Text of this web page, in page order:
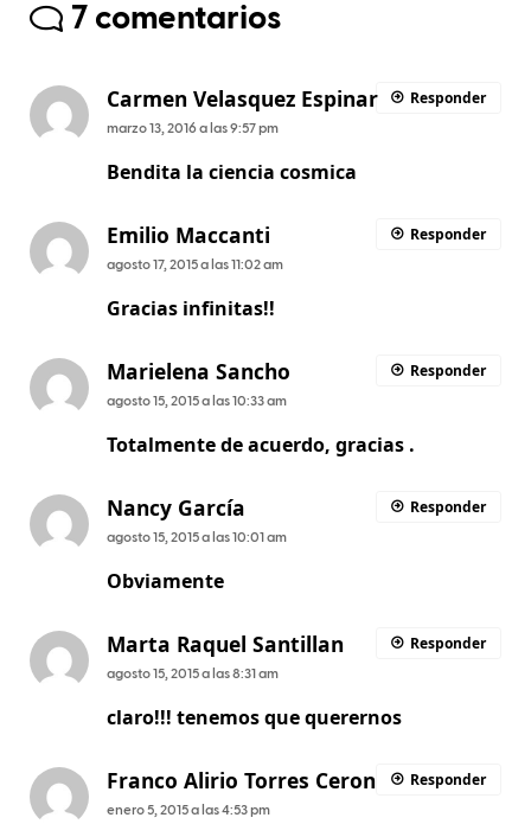
7 comentarios
Carmen Velasquez Espinar
marzo 13, 2016 a las 9:57 pm
Bendita la ciencia cosmica
Responder
Emilio Maccanti
agosto 17, 2015 a las 11:02 am
Gracias infinitas!!
Responder
Marielena Sancho
agosto 15, 2015 a las 10:33 am
Totalmente de acuerdo, gracias .
Responder
Nancy García
agosto 15, 2015 a las 10:01 am
Obviamente
Responder
Marta Raquel Santillan
agosto 15, 2015 a las 8:31 am
claro!!! tenemos que querernos
Responder
Franco Alirio Torres Ceron
enero 5, 2015 a las 4:53 pm
Responder